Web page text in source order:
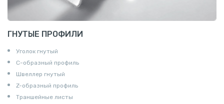
ГНУТЫЕ ПРОФИЛИ
Уголок гнутый
С-образный профиль
Швеллер гнутый
Z-образный профиль
Траншейные листы